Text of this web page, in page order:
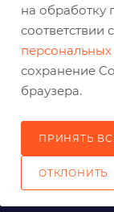
на обработку
соответствии с
сохранение
браузера.
ПРИНЯТЬ
ОТКЛОНИТЬ